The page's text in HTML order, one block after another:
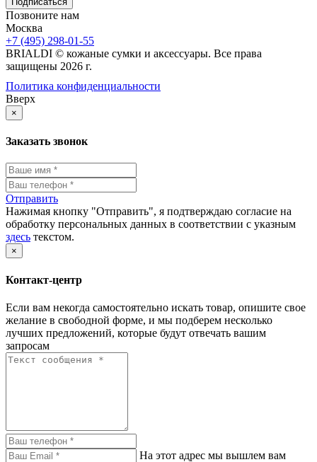
Позвоните нам
Москва
+7 (495) 298-01-55
BRIALDI © кожаные сумки и аксессуары. Все права
защищены 2026 г.
Политика конфиденциальности
Вверх
×
Заказать звонок
Отправить
Нажимая кнопку "Отправить", я подтверждаю согласие на
обработку персональных данных в соответствии с указным
здесь текстом.
×
Контакт-центр
Если вам некогда самостоятельно искать товар, опишите свое
желание в свободной форме, и мы подберем несколько
лучших предложений, которые будут отвечать вашим
запросам
На этот адрес мы вышлем вам